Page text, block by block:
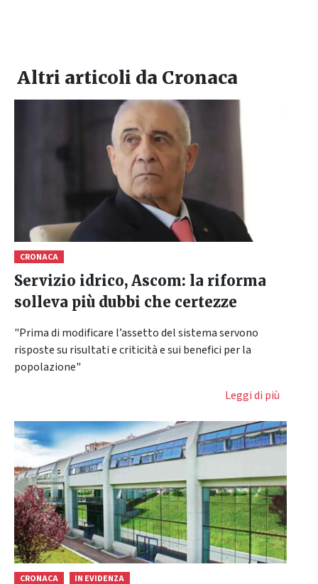
Altri articoli da Cronaca
CRONACA
Servizio idrico, Ascom: la riforma
solleva più dubbi che certezze
"Prima di modificare l’assetto del sistema servono
risposte su risultati e criticità e sui benefici per la
popolazione"
Leggi di più
CRONACA IN EVIDENZA